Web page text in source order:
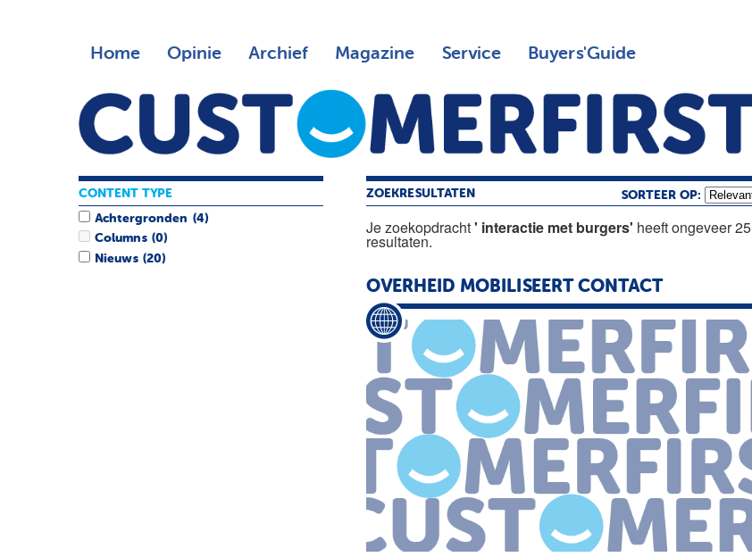
Home Opinie Archief Magazine Service Buyers'Guide
ZOEKRESULTATEN SORTEER OP:
Je zoekopdracht' interactie met burgers' heeft ongeveer 25
resultaten.
OVERHEID MOBILISEERT CONTACT
CONTENT TYPE
Achtergronden (4)
Columns (0)
Nieuws (20)